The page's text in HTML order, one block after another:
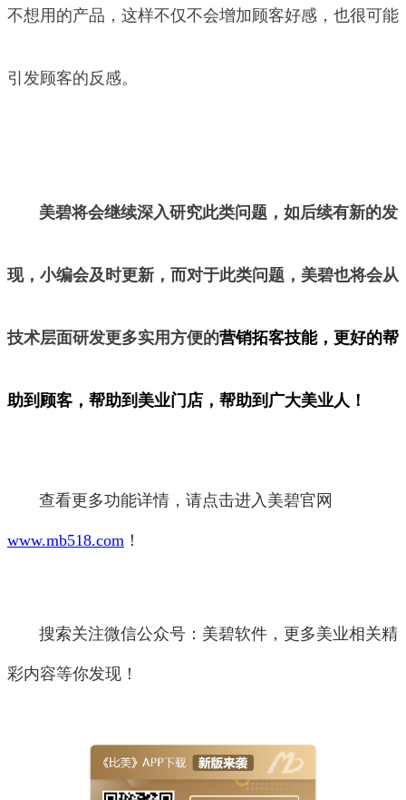
不想用的产品，这样不仅不会增加顾客好感，也很可能
引发顾客的反感。
美碧将会继续深入研究此类问题，如后续有新的发
现，小编会及时更新，而对于此类问题，美碧也将会从
技术层面研发更多实用方便的营销拓客技能，更好的帮
助到顾客，帮助到美业门店，帮助到广大美业人！
查看更多功能详情，请点击进入美碧官网
www.mb518.com ！
搜索关注微信公众号：美碧软件，更多美业相关精
彩内容等你发现！